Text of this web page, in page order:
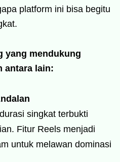
platform ini bisa begitu
yang mendukung
antara lain:
singkat terbukti
Fitur Reels menjadi
untuk melawan dominasi